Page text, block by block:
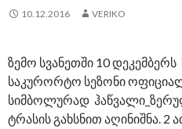
10.12.2016 VERIKO
ზემო სვანეთში 10
საკურორტო სეზონი
სიმბოლურად
ტრასის გახსნით აღინიშნა.